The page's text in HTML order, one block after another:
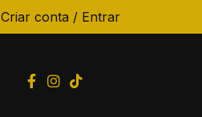
Criar conta / Entrar